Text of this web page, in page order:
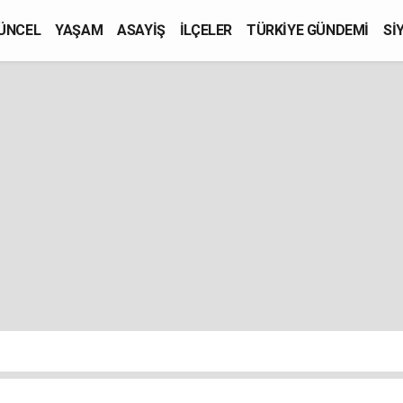
YAŞAM ASAYİŞ İLÇELER TÜRKİYE GÜNDEMİ